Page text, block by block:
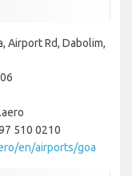
Airport Rd, Dabolim,
510 0210
en/airports/goa